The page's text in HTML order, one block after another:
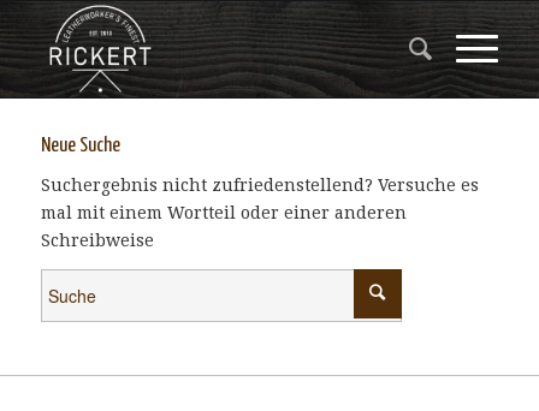
Neue Suche
Suchergebnis nicht zufriedenstellend? Versuche es
mal mit einem Wortteil oder einer anderen
Schreibweise